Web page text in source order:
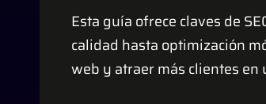
Esta guía ofrece claves de
calidad hasta optimización
web y atraer más clientes